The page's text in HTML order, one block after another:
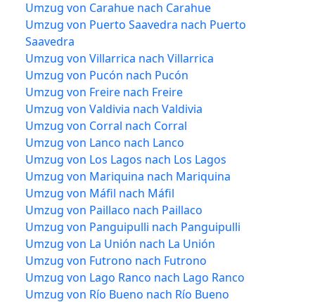
Umzug von Carahue nach Carahue
Umzug von Puerto Saavedra nach Puerto
Saavedra
Umzug von Villarrica nach Villarrica
Umzug von Pucón nach Pucón
Umzug von Freire nach Freire
Umzug von Valdivia nach Valdivia
Umzug von Corral nach Corral
Umzug von Lanco nach Lanco
Umzug von Los Lagos nach Los Lagos
Umzug von Mariquina nach Mariquina
Umzug von Máfil nach Máfil
Umzug von Paillaco nach Paillaco
Umzug von Panguipulli nach Panguipulli
Umzug von La Unión nach La Unión
Umzug von Futrono nach Futrono
Umzug von Lago Ranco nach Lago Ranco
Umzug von Río Bueno nach Río Bueno